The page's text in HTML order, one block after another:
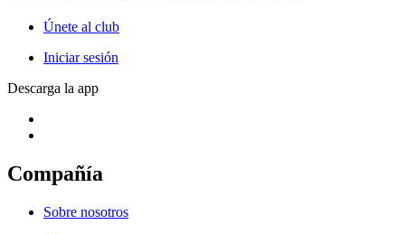
Únete al club
Iniciar sesión
Descarga la app
Compañía
Sobre nosotros